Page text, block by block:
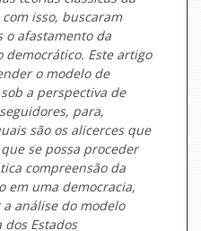
isso, buscaram
o afastamento da
Este artigo
o modelo de
a perspectiva de
para,
são os alicerces que
se possa proceder
compreensão da
em uma democracia,
análise do modelo
Estados